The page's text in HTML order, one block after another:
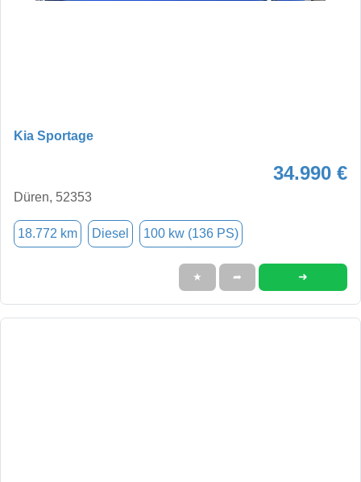
Kia Sportage
34.990 €
Düren, 52353
18.772 km Diesel 100 kw (136 PS)
★ ➦ ➜